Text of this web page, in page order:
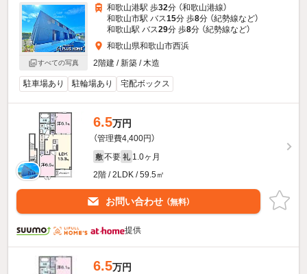
すべての写真
和歌山港駅 歩32分 （和歌山港線）
和歌山市駅 バス15分 歩8分 （紀勢線など）
和歌山駅 バス29分 歩8分 （紀勢線など）
和歌山県和歌山市西浜
2階建 / 新築 / 木造
駐車場あり 駐輪場あり 宅配ボックス
6.5万円
（管理費4,400円）
敷 不要 礼 1.0ヶ月
2階 / 2LDK / 59.5㎡
お問い合わせ （無料）
提供
6.5万円